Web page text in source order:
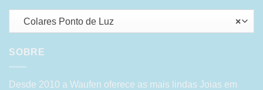
×
Colares Ponto de Luz
SOBRE
Desde 2010 a Waufen oferece as mais lindas Joias em